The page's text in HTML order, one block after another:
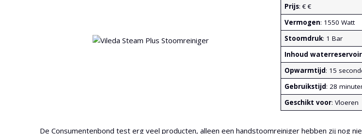
Prijs: € €
Vermogen: 1550 Watt
Stoomdruk: 1 Bar
Inhoud waterreservoir
Opwarmtijd: 15
Gebruikstijd: 28
Geschikt voor: Vloeren
De Consumentenbond test erg veel producten, alleen een handstoomreiniger hebben zij nog